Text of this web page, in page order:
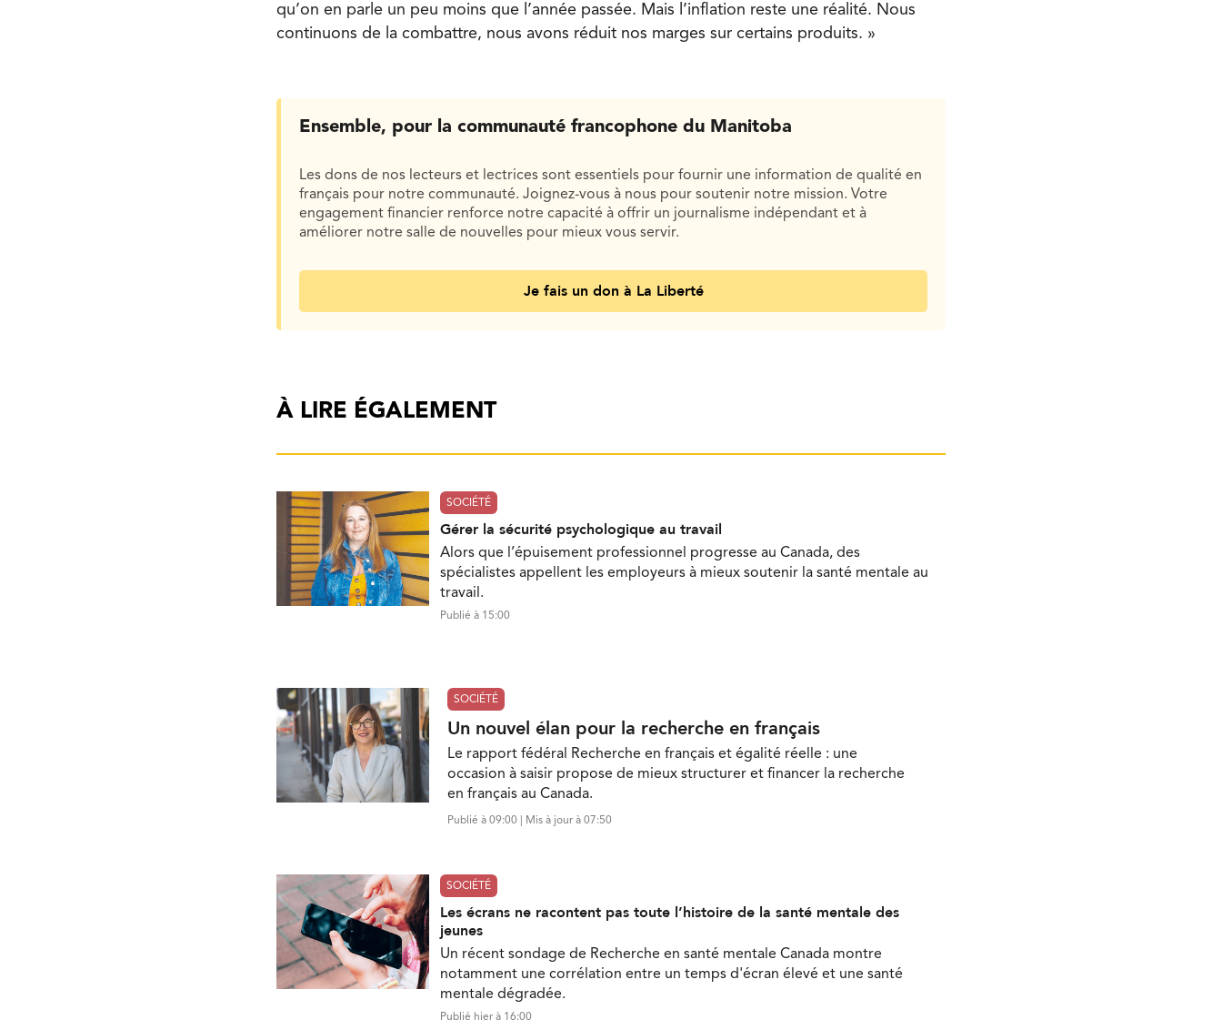
qu’on en parle un peu moins que l’année passée. Mais l’inflation reste une réalité. Nous
continuons de la combattre, nous avons réduit nos marges sur certains produits. »
Ensemble, pour la communauté francophone du Manitoba
Les dons de nos lecteurs et lectrices sont essentiels pour fournir une information de qualité en
français pour notre communauté. Joignez-vous à nous pour soutenir notre mission. Votre
engagement financier renforce notre capacité à offrir un journalisme indépendant et à
améliorer notre salle de nouvelles pour mieux vous servir.
Je fais un don à La Liberté
À LIRE ÉGALEMENT
SOCIÉTÉ
Gérer la sécurité psychologique au travail
Alors que l’épuisement professionnel progresse au Canada, des
spécialistes appellent les employeurs à mieux soutenir la santé mentale au
travail.
Publié à 15:00
SOCIÉTÉ
Un nouvel élan pour la recherche en français
Le rapport fédéral Recherche en français et égalité réelle : une
occasion à saisir propose de mieux structurer et financer la recherche
en français au Canada.
Publié à 09:00 | Mis à jour à 07:50
SOCIÉTÉ
Les écrans ne racontent pas toute l’histoire de la santé mentale des
jeunes
Un récent sondage de Recherche en santé mentale Canada montre
notamment une corrélation entre un temps d'écran élevé et une santé
mentale dégradée.
Publié hier à 16:00